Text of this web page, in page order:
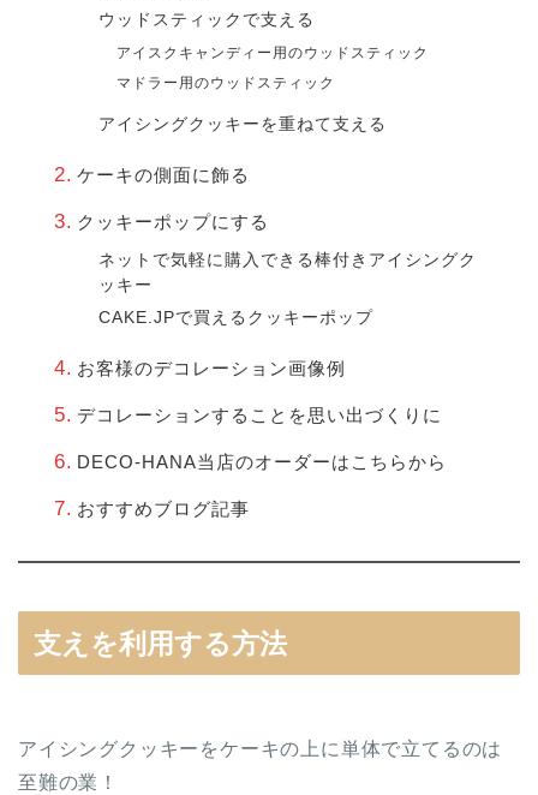
ウッドスティックで支える
アイスクキャンディー用のウッドスティック
マドラー用のウッドスティック
アイシングクッキーを重ねて支える
ケーキの側面に飾る
クッキーポップにする
ネットで気軽に購入できる棒付きアイシングク
ッキー
CAKE.JPで買えるクッキーポップ
お客様のデコレーション画像例
デコレーションすることを思い出づくりに
DECO-HANA当店のオーダーはこちらから
おすすめブログ記事
支えを利用する方法
アイシングクッキーをケーキの上に単体で立てるのは
至難の業！